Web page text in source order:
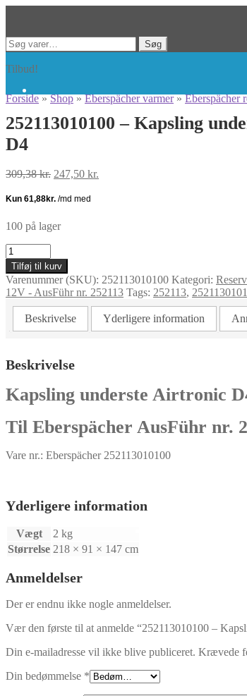
Spring
Spring
Søg
Søg
Forside»Shop»Eberspächer varmer»Eberspächer
Tilbud!
252113010100 – Kapsling
D4
309,38kr. Den
pris
309,38 kr..
247,50 kr.
100 på lager
252113010100
-
Kapsling
underste
Airtronic
antal
Tilføj til kurv
Varenummer (SKU): 252113010100 Kategori:
12V - AusFühr nr. 252113 Tags: 252113,
Beskrivelse Yderligere information
Beskrivelse
Kapsling underste Airtronic
Til Eberspächer AusFühr nr.
Vare nr.: Eberspächer 252113010100
Yderligere information
Vægt
2 kg
Størrelse 218 × 91 × 147 cm
Anmeldelser
Der er endnu ikke nogle anmeldelser.
Vær den første til at anmelde “252113010100 –
Din e-mailadresse vil ikke blive publiceret. Krævede
Din bedømmelse *